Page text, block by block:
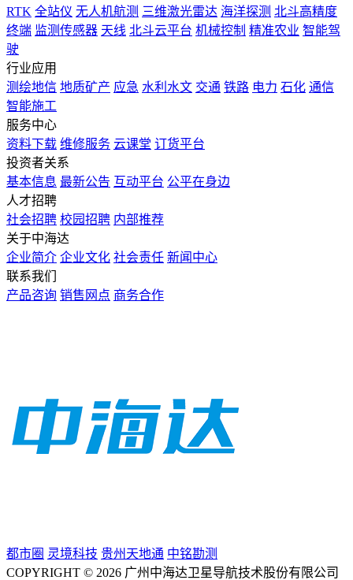
RTK 全站仪 无人机航测 三维激光雷达 海洋探测 北斗高精度
终端 监测传感器 天线 北斗云平台 机械控制 精准农业 智能驾
驶
行业应用
测绘地信 地质矿产 应急 水利水文 交通 铁路 电力 石化 通信
智能施工
服务中心
资料下载 维修服务 云课堂 订货平台
投资者关系
基本信息 最新公告 互动平台 公平在身边
人才招聘
社会招聘 校园招聘 内部推荐
关于中海达
企业简介 企业文化 社会责任 新闻中心
联系我们
产品咨询 销售网点 商务合作
都市圈 灵境科技 贵州天地通 中铭勘测
COPYRIGHT © 2026 广州中海达卫星导航技术股份有限公司